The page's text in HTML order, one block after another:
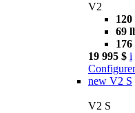
V2
69
19 995 $ i
Configurer
new V2 S
V2 S